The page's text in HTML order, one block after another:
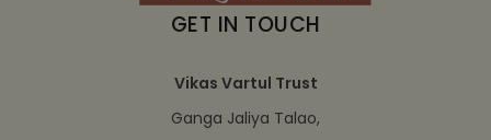
GET IN TOUCH
Vikas Vartul Trust
Ganga Jaliya Talao,